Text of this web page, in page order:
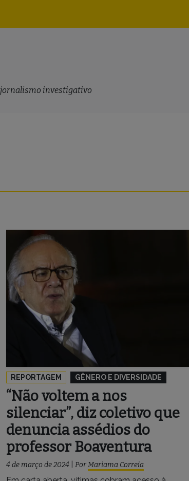
principal
jornalismo investigativo
REPORTAGEM GÊNERO E DIVERSIDADE
“Não voltem a nos
silenciar”, diz coletivo que
denuncia assédios do
professor Boaventura
4 de março de 2024 PorMariama Correia